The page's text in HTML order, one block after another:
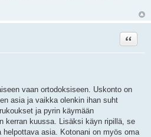
Lainaa
vaan ortodoksiseen. Uskonto on
asia ja vaikka olenkin ihan suht
ja pyrin käymään
kerran kuussa. Lisäksi käyn ripillä, se
asia. Kotonani on myös oma